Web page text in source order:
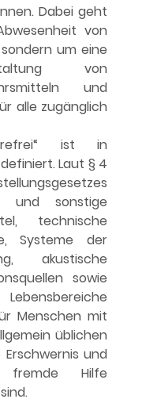
Dabei geht
von
um eine
von
und
alle zugänglich
ist in
Laut § 4
und sonstige
technische
Systeme der
akustische
sowie
Menschen mit
üblichen
und
fremde Hilfe